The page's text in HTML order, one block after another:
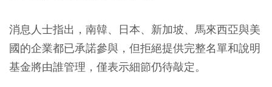
消息人士指出，南韓、日本、新加坡、馬來西亞與美
國的企業都已承諾參與，但拒絕提供完整名單和說明
基金將由誰管理，僅表示細節仍待敲定。